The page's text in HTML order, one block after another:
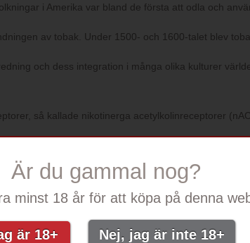
i Amerika var bland de första att odla och
av tobak. Under 1500- och 1600-talet blev
och dess integration i många olika kulturer
så kallade nikotinerga acetylkolinreceptorer
det konsumeras. I låga doser verkar det
Är du gammal nog?
minst 18 år för att köpa på denna
är 18+ Nej, jag är inte 18+